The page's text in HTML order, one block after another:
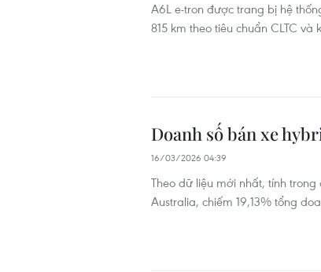
A6L e-tron được trang bị hệ
815 km theo tiêu chuẩn CLTC
Doanh số bán xe
16/03/2026 04:39
Theo dữ liệu mới nhất, tính
Australia, chiếm 19,13% tổng